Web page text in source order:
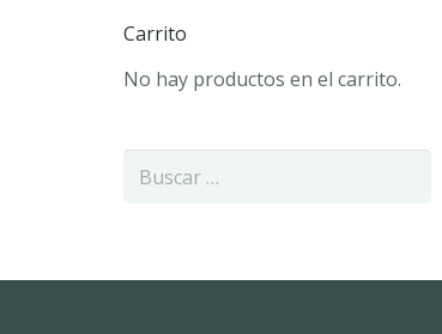
Carrito
No hay productos en el carrito.